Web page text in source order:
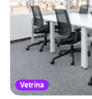
Vetrina